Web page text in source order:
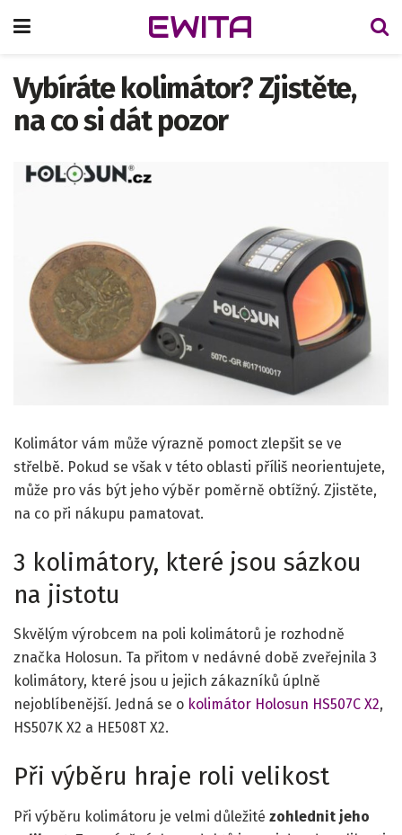
EWITA
Vybíráte kolimátor? Zjistěte,
na co si dát pozor
Kolimátor vám může výrazně pomoct zlepšit se ve
střelbě. Pokud se však v této oblasti příliš neorientujete,
může pro vás být jeho výběr poměrně obtížný. Zjistěte,
na co při nákupu pamatovat.
3 kolimátory, které jsou sázkou
na jistotu
Skvělým výrobcem na poli kolimátorů je rozhodně
značka Holosun. Ta přitom v nedávné době zveřejnila 3
kolimátory, které jsou u jejich zákazníků úplně
nejoblíbenější. Jedná se o kolimátor Holosun HS507C X2,
HS507K X2 a HE508T X2.
Při výběru hraje roli velikost
Při výběru kolimátoru je velmi důležité zohlednit jeho